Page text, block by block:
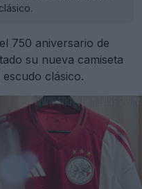
750 aniversario de
su nueva camiseta
clásico.